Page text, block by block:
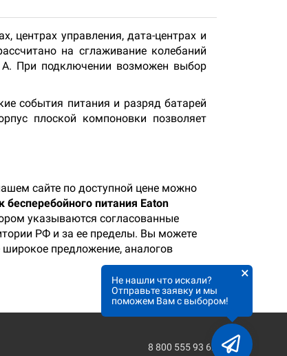
центрах управления, дата-центрах и
на сглаживание колебаний
При подключении возможен выбор
события питания и разряд батарей
плоской компоновки позволяет
сайте по доступной цене можно
бесперебойного питания Eaton
указываются согласованные
РФ и за ее пределы. Вы можете
широкое предложение, аналогов
8 800 555 93 62
Не нашли что искали?
Отправьте заявку и мы
поможем Вам с выбором!
×